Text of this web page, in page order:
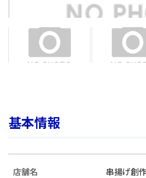
基本情報
店舗名 串揚げ創